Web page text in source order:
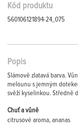
Kód produktu
560106121894-24_075
Popis
Slámově zlatavá barva.
melounu s jemným
svěží kyselinkou. Středně
Chuť a vůně
citrusové aroma, ananas